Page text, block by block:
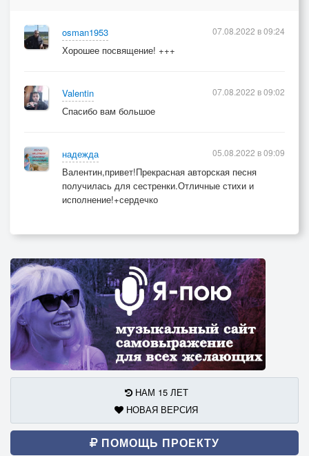
osman1953
Хорошее посвящение! +++
07.08.2022 в 09:24
Valentin
Спасибо вам большое
07.08.2022 в 09:02
надежда
Валентин,привет!Прекрасная авторская песня
получилась для сестренки.Отличные стихи и
исполнение!+сердечко
05.08.2022 в 09:09
НАМ 15 ЛЕТ
НОВАЯ ВЕРСИЯ
ПОМОЩЬ ПРОЕКТУ